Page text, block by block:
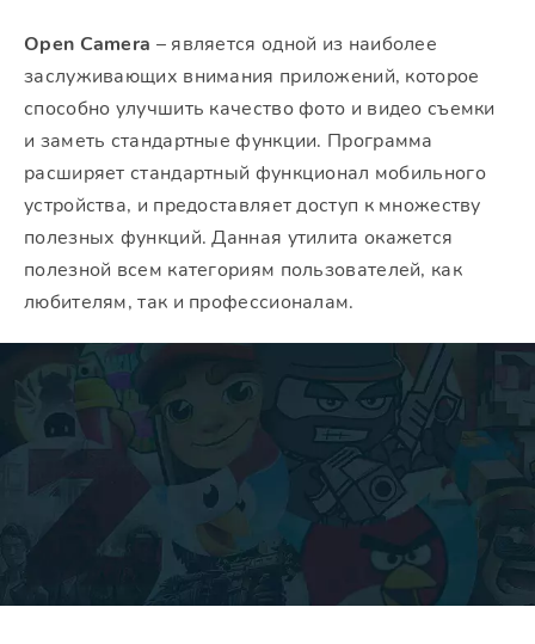
Open Camera – является одной из наиболее
заслуживающих внимания приложений, которое
способно улучшить качество фото и видео съемки
и заметь стандартные функции. Программа
расширяет стандартный функционал мобильного
устройства, и предоставляет доступ к множеству
полезных функций. Данная утилита окажется
полезной всем категориям пользователей, как
любителям, так и профессионалам.